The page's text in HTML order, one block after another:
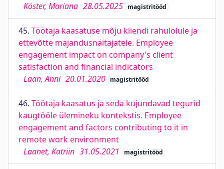
Köster, Mariana 28.05.2025 magistritööd
45. Töötaja kaasatuse mõju kliendi rahulolule ja
ettevõtte majandusnäitajatele. Employee
engagement impact on company's client
satisfaction and financial indicators
Laan, Anni 20.01.2020 magistritööd
46. Töötaja kaasatus ja seda kujundavad tegurid
kaugtööle ülemineku kontekstis. Employee
engagement and factors contributing to it in
remote work environment
Laanet, Katriin 31.05.2021 magistritööd